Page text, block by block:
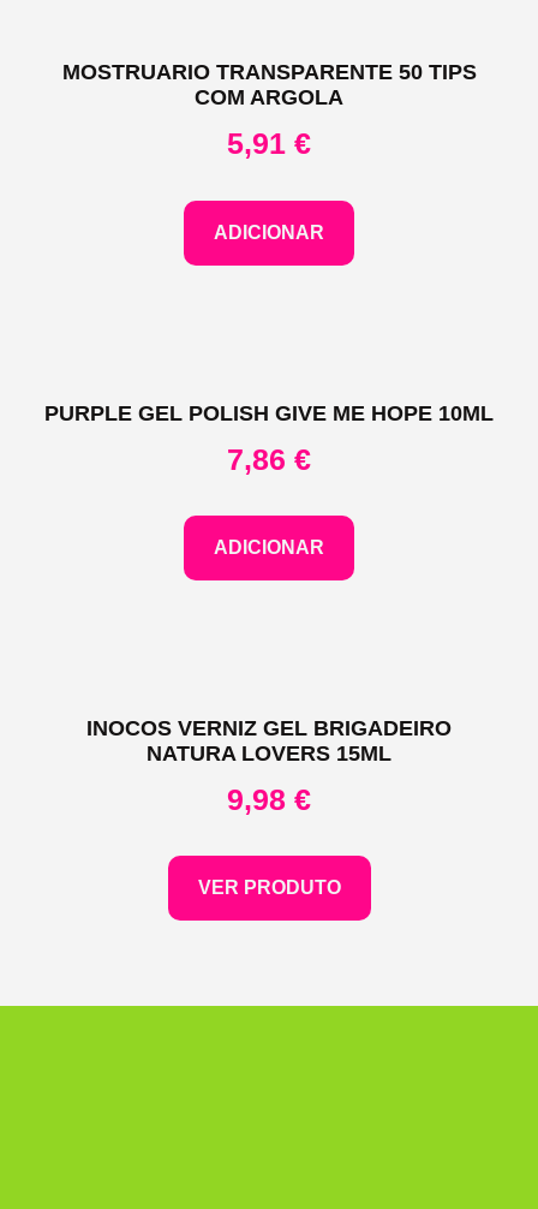
MOSTRUARIO TRANSPARENTE 50 TIPS
COM ARGOLA
5,91 €
ADICIONAR
PURPLE GEL POLISH GIVE ME HOPE 10ML
7,86 €
ADICIONAR
INOCOS VERNIZ GEL BRIGADEIRO
NATURA LOVERS 15ML
9,98 €
VER PRODUTO